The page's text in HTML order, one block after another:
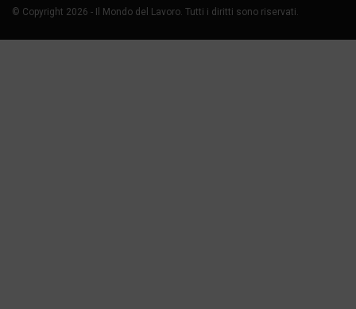
© Copyright 2026 - Il Mondo del Lavoro. Tutti i diritti sono riservati.